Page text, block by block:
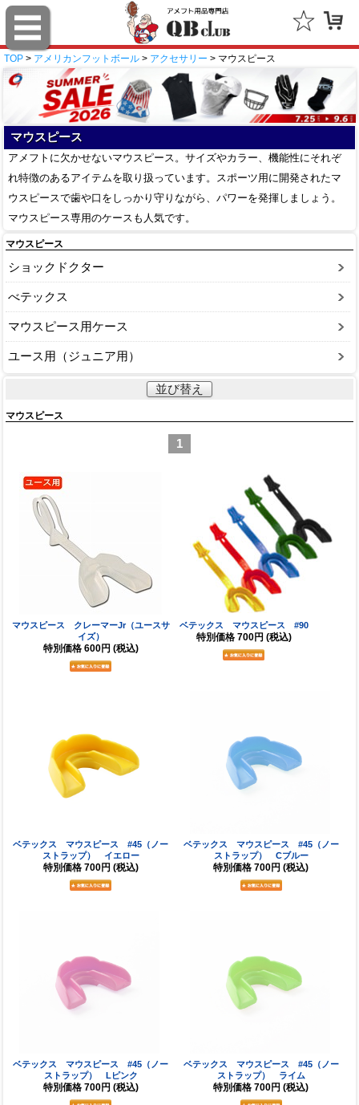
TOP > アメリカンフットボール > アクセサリー > マウスピース
マウスピース
アメフトに欠かせないマウスピース。サイズやカラー、機能性にそれぞ
れ特徴のあるアイテムを取り扱っています。スポーツ用に開発されたマ
ウスピースで歯や口をしっかり守りながら、パワーを発揮しましょう。
マウスピース専用のケースも人気です。
マウスピース
ショックドクター
べテックス
マウスピース用ケース
ユース用（ジュニア用）
並び替え
マウスピース
1
マウスピース クレーマーJr（ユースサ
イズ）
特別価格 600円 (税込)
ベテックス マウスピース #90
特別価格 700円 (税込)
ベテックス マウスピース #45（ノー
ストラップ） イエロー
特別価格 700円 (税込)
ベテックス マウスピース #45（ノー
ストラップ） Cブルー
特別価格 700円 (税込)
ベテックス マウスピース #45（ノー
ストラップ） Lピンク
特別価格 700円 (税込)
ベテックス マウスピース #45（ノー
ストラップ） ライム
特別価格 700円 (税込)